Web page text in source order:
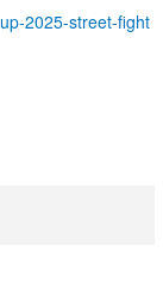
2025-street-fight